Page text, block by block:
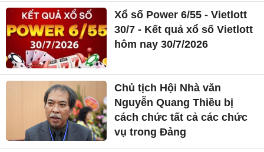
Xổ số Power 6/55 - Vietlott
30/7 - Kết quả xổ số Vietlott
hôm nay 30/7/2026
Chủ tịch Hội Nhà văn
Nguyễn Quang Thiều bị
cách chức tất cả các chức
vụ trong Đảng